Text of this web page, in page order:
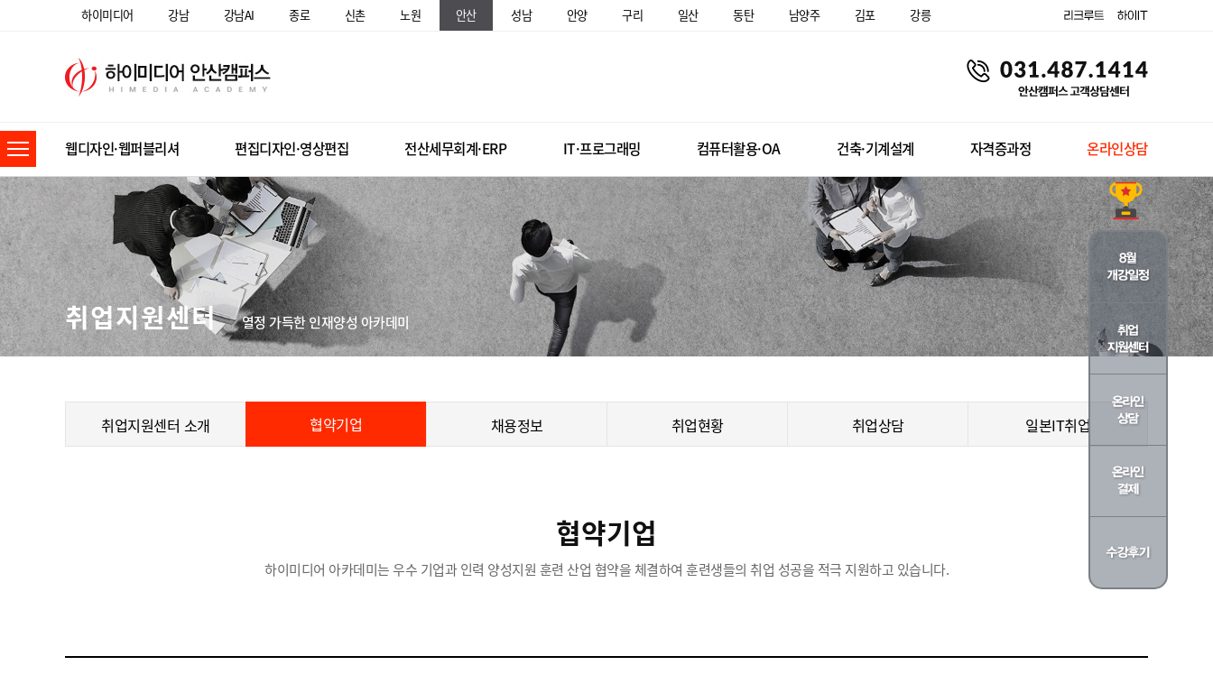
하이미디어 강남 강남AI 종로 신촌 노원 안산 성남 안양 구리 일산 동탄 남양주 김포 강릉
웹디자인·웹퍼블리셔 편집디자인·영상편집 전산세무회계·ERP IT·프로그래밍 컴퓨터활용·OA 건축·기계설계 자격증과정 온라인상담
취업지원센터 열정 가득한 인재양성 아카데미
취업지원센터 소개 협약기업 채용정보 취업현황 취업상담 일본IT취업
협약기업
하이미디어 아카데미는 우수 기업과 인력 양성지원 훈련 산업 협약을 체결하여 훈련생들의 취업 성공을 적극 지원하고 있습니다.